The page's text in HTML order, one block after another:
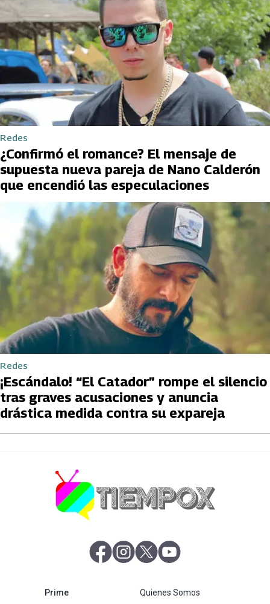
Redes
¿Confirmó el romance? El mensaje de
supuesta nueva pareja de Nano Calderón
que encendió las especulaciones
Redes
¡Escándalo! “El Catador” rompe el silencio
tras graves acusaciones y anuncia
drástica medida contra su expareja
abre en nueva pestaña
abre en nueva pestaña
abre en nueva pestaña
Primeabre en nueva pestañaQuienes Somos